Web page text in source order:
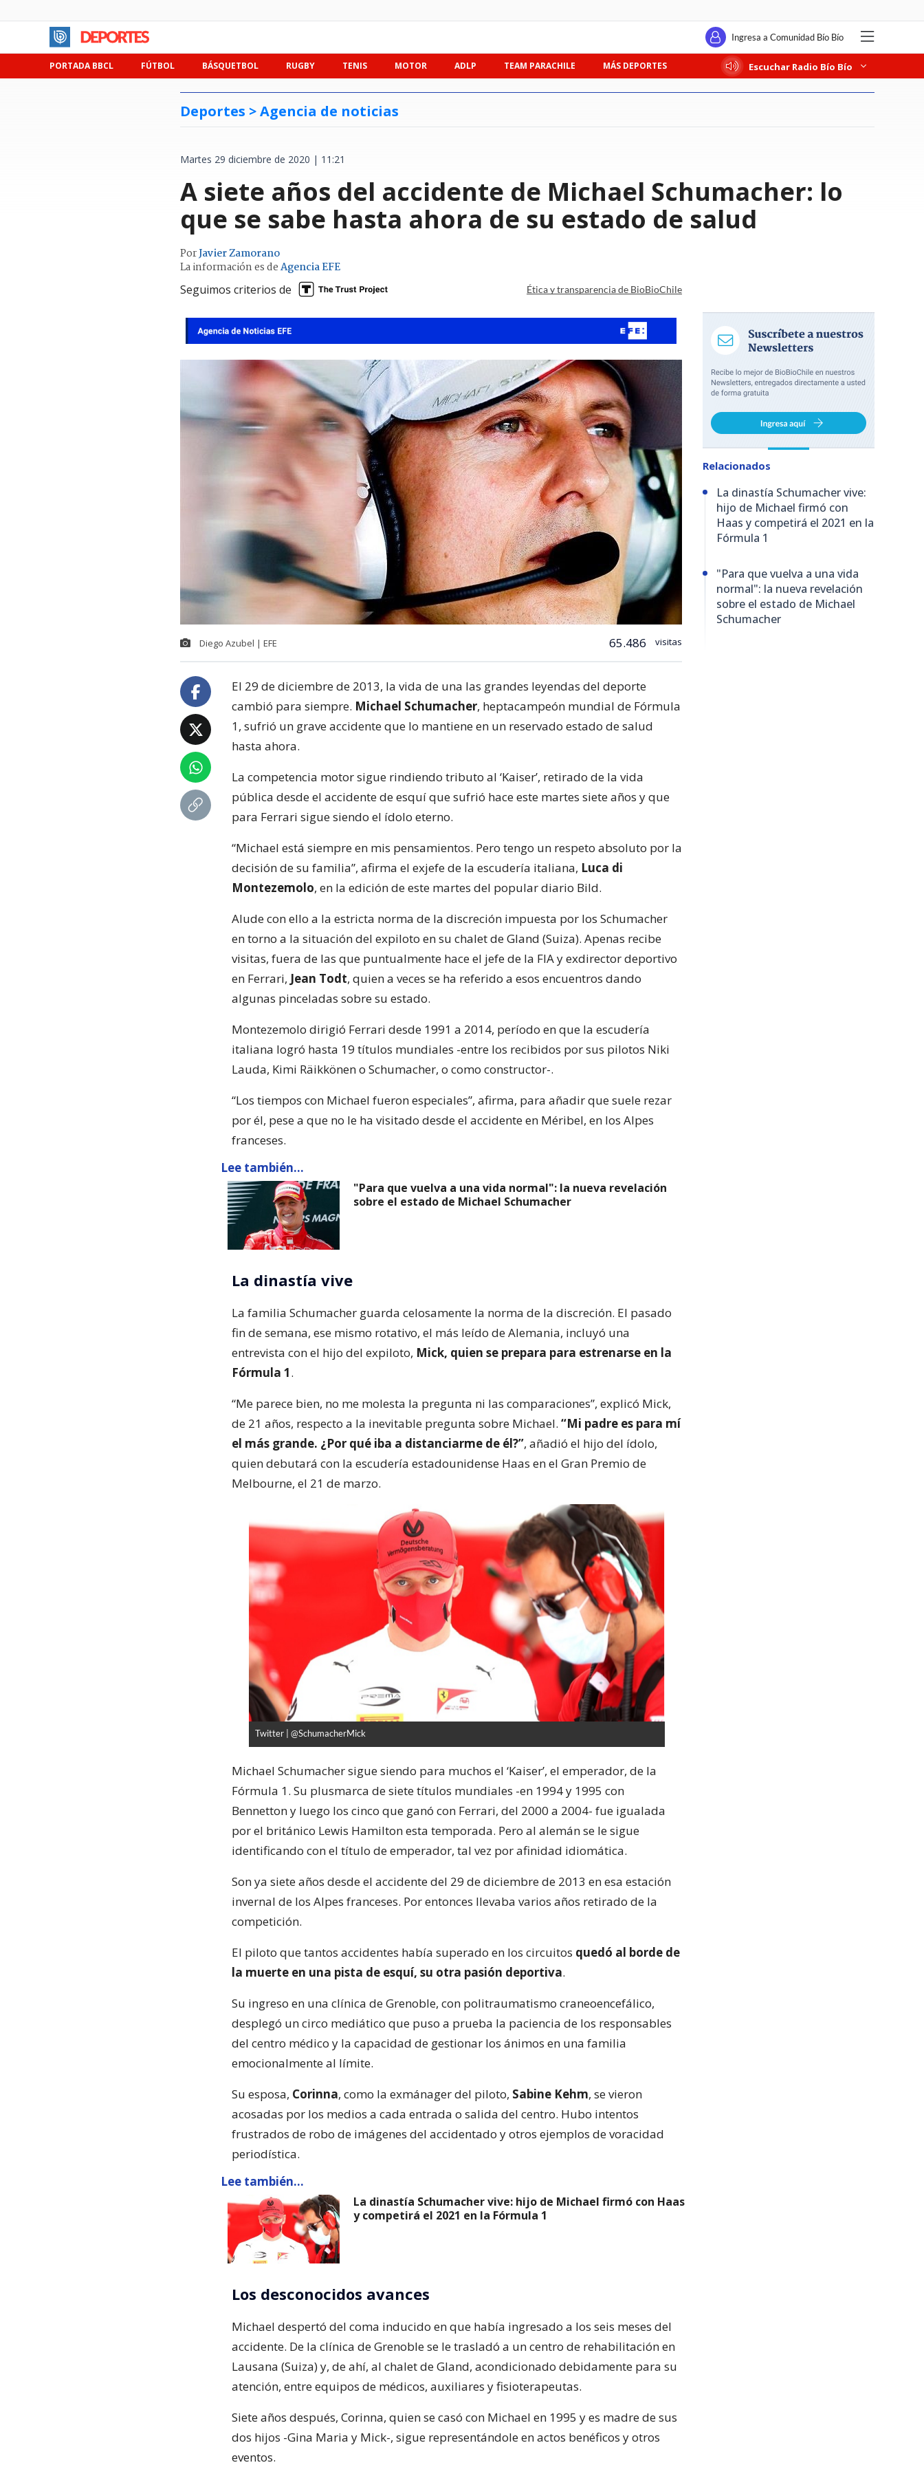
Ingresa a Comunidad Bío Bío
PORTADA BBCL FÚTBOL BÁSQUETBOL RUGBY TENIS MOTOR ADLP TEAM PARACHILE MÁS DEPORTES Escuchar Radio Bío Bío
Deportes >Agencia de noticias
Martes 29 diciembre de 2020 | 11:21
A siete años del accidente de Michael Schumacher: lo
que se sabe hasta ahora de su estado de salud
PorJavier Zamorano
La información es deAgencia EFE
Seguimos criterios de Ética y transparencia de BioBioChile
Diego Azubel | EFE 65.486 visitas
El 29 de diciembre de 2013, la vida de una las grandes leyendas del deporte
cambió para siempre. Michael Schumacher, heptacampeón mundial de Fórmula
1, sufrió un grave accidente que lo mantiene en un reservado estado de salud
hasta ahora.
La competencia motor sigue rindiendo tributo al ‘Kaiser’, retirado de la vida
pública desde el accidente de esquí que sufrió hace este martes siete años y que
para Ferrari sigue siendo el ídolo eterno.
“Michael está siempre en mis pensamientos. Pero tengo un respeto absoluto por la
decisión de su familia”, afirma el exjefe de la escudería italiana, Luca di
Montezemolo, en la edición de este martes del popular diario Bild.
Alude con ello a la estricta norma de la discreción impuesta por los Schumacher
en torno a la situación del expiloto en su chalet de Gland (Suiza). Apenas recibe
visitas, fuera de las que puntualmente hace el jefe de la FIA y exdirector deportivo
en Ferrari, Jean Todt, quien a veces se ha referido a esos encuentros dando
algunas pinceladas sobre su estado.
Montezemolo dirigió Ferrari desde 1991 a 2014, período en que la escudería
italiana logró hasta 19 títulos mundiales -entre los recibidos por sus pilotos Niki
Lauda, Kimi Räikkönen o Schumacher, o como constructor-.
“Los tiempos con Michael fueron especiales”, afirma, para añadir que suele rezar
por él, pese a que no le ha visitado desde el accidente en Méribel, en los Alpes
franceses.
Lee también...
"Para que vuelva a una vida normal": la nueva revelación
sobre el estado de Michael Schumacher
La dinastía vive
La familia Schumacher guarda celosamente la norma de la discreción. El pasado
fin de semana, ese mismo rotativo, el más leído de Alemania, incluyó una
entrevista con el hijo del expiloto, Mick, quien se prepara para estrenarse en la
Fórmula 1.
“Me parece bien, no me molesta la pregunta ni las comparaciones”, explicó Mick,
de 21 años, respecto a la inevitable pregunta sobre Michael. “Mi padre es para mí
el más grande. ¿Por qué iba a distanciarme de él?”, añadió el hijo del ídolo,
quien debutará con la escudería estadounidense Haas en el Gran Premio de
Melbourne, el 21 de marzo.
Twitter | @SchumacherMick
Michael Schumacher sigue siendo para muchos el ‘Kaiser’, el emperador, de la
Fórmula 1. Su plusmarca de siete títulos mundiales -en 1994 y 1995 con
Bennetton y luego los cinco que ganó con Ferrari, del 2000 a 2004- fue igualada
por el británico Lewis Hamilton esta temporada. Pero al alemán se le sigue
identificando con el título de emperador, tal vez por afinidad idiomática.
Son ya siete años desde el accidente del 29 de diciembre de 2013 en esa estación
invernal de los Alpes franceses. Por entonces llevaba varios años retirado de la
competición.
El piloto que tantos accidentes había superado en los circuitos quedó al borde de
la muerte en una pista de esquí, su otra pasión deportiva.
Su ingreso en una clínica de Grenoble, con politraumatismo craneoencefálico,
desplegó un circo mediático que puso a prueba la paciencia de los responsables
del centro médico y la capacidad de gestionar los ánimos en una familia
emocionalmente al límite.
Su esposa, Corinna, como la exmánager del piloto, Sabine Kehm, se vieron
acosadas por los medios a cada entrada o salida del centro. Hubo intentos
frustrados de robo de imágenes del accidentado y otros ejemplos de voracidad
periodística.
Lee también...
La dinastía Schumacher vive: hijo de Michael firmó con Haas
y competirá el 2021 en la Fórmula 1
Los desconocidos avances
Michael despertó del coma inducido en que había ingresado a los seis meses del
accidente. De la clínica de Grenoble se le trasladó a un centro de rehabilitación en
Lausana (Suiza) y, de ahí, al chalet de Gland, acondicionado debidamente para su
atención, entre equipos de médicos, auxiliares y fisioterapeutas.
Siete años después, Corinna, quien se casó con Michael en 1995 y es madre de sus
dos hijos -Gina Maria y Mick-, sigue representándole en actos benéficos y otros
eventos.
Relacionados
La dinastía Schumacher vive:
hijo de Michael firmó con
Haas y competirá el 2021 en la
Fórmula 1
"Para que vuelva a una vida
normal": la nueva revelación
sobre el estado de Michael
Schumacher